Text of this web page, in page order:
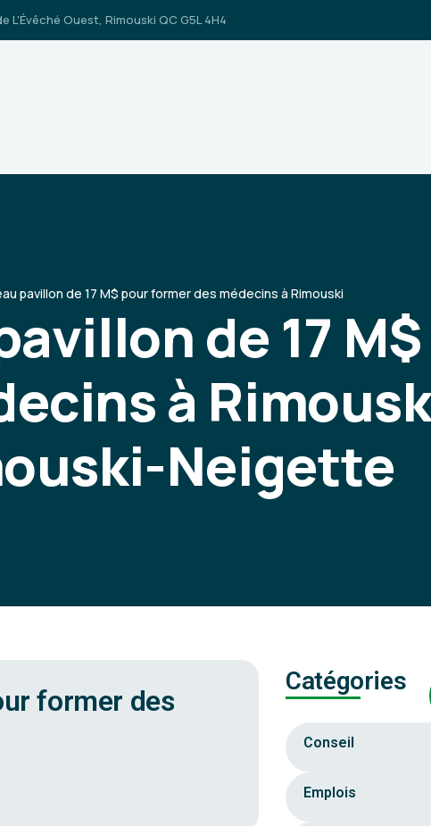
L'Évêché Ouest, Rimouski QC G5L 4H4
pavillon de 17 M$ pour former des médecins à Rimouski
de 17
à
Neigette
former des
Catégories
Conseil
Emplois